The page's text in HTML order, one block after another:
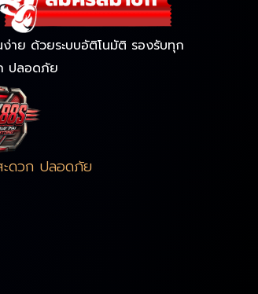
าย ด้วยระบบอัติโนมัติ รองรับทุก
ปลอดภัย
ะดวก ปลอดภัย